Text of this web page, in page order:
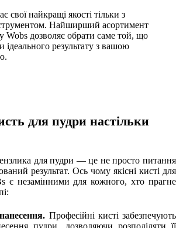
свої найкращі якості тільки з
Найширший асортимент
Wobs дозволяє обрати саме той, що
ідеального результату з вашою
для пудри настільки
для пудри — це не просто питання
результат. Ось чому якісні кисті для
є незамінними для кожного, хто прагне
Професійні кисті забезпечують
пудри, дозволяючи розподіляти її